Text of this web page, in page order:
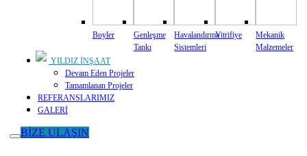
Boyler
Genleşme
Tankı
Havalandırma
Sistemleri
Vitrifiye
Mekanik
Malzemeler
YILDIZ İNŞAAT
Devam Eden Projeler
Tamamlanan Projeler
REFERANSLARIMIZ
GALERİ
BİZE ULAŞIN